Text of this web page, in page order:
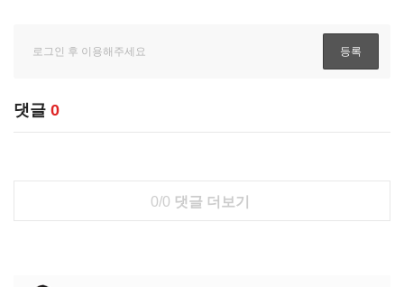
댓글 0
0/0 댓글 더보기